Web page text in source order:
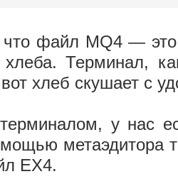
что файл MQ4 —
Терминал,
хлеб скушает с
у нас
метаэдитора
EX4.